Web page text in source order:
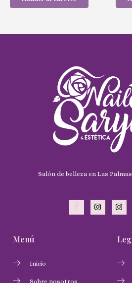
Salón de belleza en Las
Menú
Inicio
Sobre nosotros